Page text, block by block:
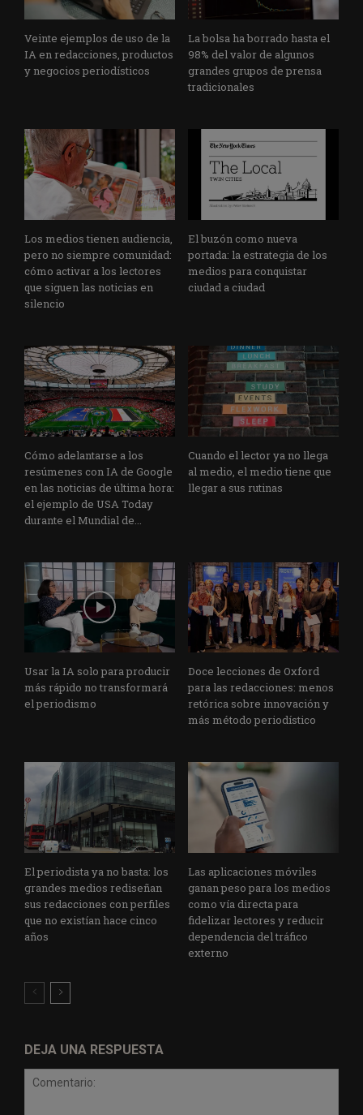
Veinte ejemplos de uso de la
IA en redacciones, productos
y negocios periodísticos
La bolsa ha borrado hasta el
98% del valor de algunos
grandes grupos de prensa
tradicionales
Los medios tienen audiencia,
pero no siempre comunidad:
cómo activar a los lectores
que siguen las noticias en
silencio
El buzón como nueva
portada: la estrategia de los
medios para conquistar
ciudad a ciudad
Cómo adelantarse a los
resúmenes con IA de Google
en las noticias de última hora:
el ejemplo de USA Today
durante el Mundial de...
Cuando el lector ya no llega
al medio, el medio tiene que
llegar a sus rutinas
Usar la IA solo para producir
más rápido no transformará
el periodismo
Doce lecciones de Oxford
para las redacciones: menos
retórica sobre innovación y
más método periodístico
El periodista ya no basta: los
grandes medios rediseñan
sus redacciones con perfiles
que no existían hace cinco
años
Las aplicaciones móviles
ganan peso para los medios
como vía directa para
fidelizar lectores y reducir
dependencia del tráfico
externo
DEJA UNA RESPUESTA